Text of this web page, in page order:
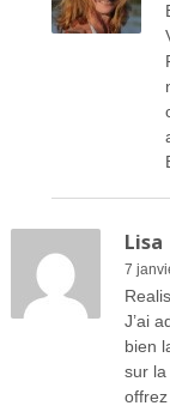
Lisa
7
J’ai
bien
sur
offrez